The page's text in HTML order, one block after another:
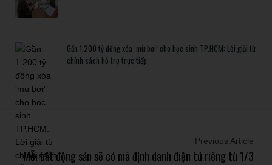
Gần 1.200 tỷ đồng xóa ‘mù bơi’ cho học sinh TP.HCM: Lời giải từ
chính sách hỗ trợ trực tiếp
Previous Article
Mỗi bất động sản sẽ có mã định danh điện tử riêng từ 1/3